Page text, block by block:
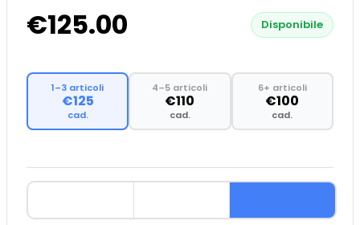
€125.00 Disponibile
1–3 articoli
€125
cad.
4–5 articoli
€110
cad.
6+ articoli
€100
cad.